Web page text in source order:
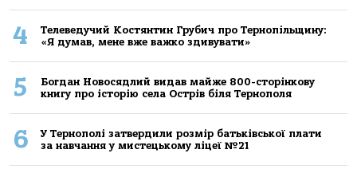
4
Телеведучий Костянтин Грубич про Тернопільщину:
«Я думав, мене вже важко здивувати»
5
Богдан Новосядлий видав майже 800-сторінкову
книгу про історію села Острів біля Тернополя
6
У Тернополі затвердили розмір батьківської плати
за навчання у мистецькому ліцеї №21